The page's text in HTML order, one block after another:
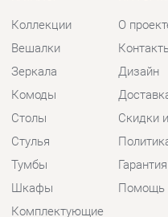
Комплектующие
КОНТАКТЫ
Шоурум и склад самовывоза
Адрес: г. Екатеринбург, пер.
Базовый, 47